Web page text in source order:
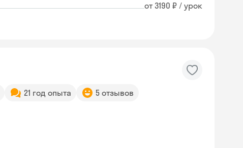
от 3190 ₽ / урок
21 год опыта 5 отзывов